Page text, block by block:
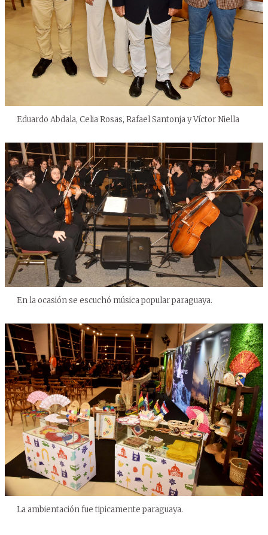
Eduardo Abdala, Celia Rosas, Rafael Santonja y Víctor Niella
En la ocasión se escuchó música popular paraguaya.
La ambientación fue tipicamente paraguaya.